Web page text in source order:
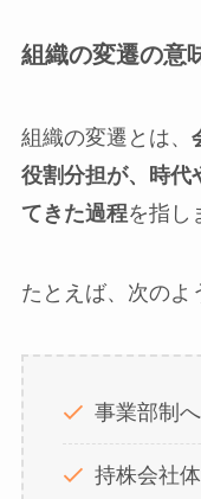
組織の変遷の意
組織の変遷とは、
役割分担が、時代
てきた過程を指し
たとえば、次のよ
事業部制
持株会社